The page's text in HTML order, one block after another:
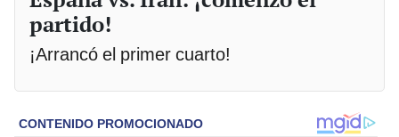
partido!
¡Arrancó el primer cuarto!